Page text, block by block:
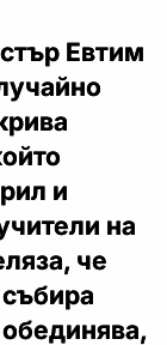
Евтим
и
на
че